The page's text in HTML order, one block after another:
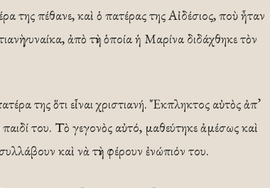
της πέθανε, καὶ ὁ πατέρας της Αἰδέσιος, ποὺ ἦταν
γυναίκα, ἀπὸ τὴν ὁποία ἡ Μαρίνα διδάχθηκε τὸν
της ὅτι εἶναι χριστιανή. Ἔκπληκτος αὐτὸς ἀπ’
του. Τὸ γεγονὸς αὐτό, μαθεύτηκε ἀμέσως καὶ
καὶ νὰ τὴν φέρουν ἐνώπιόν του.